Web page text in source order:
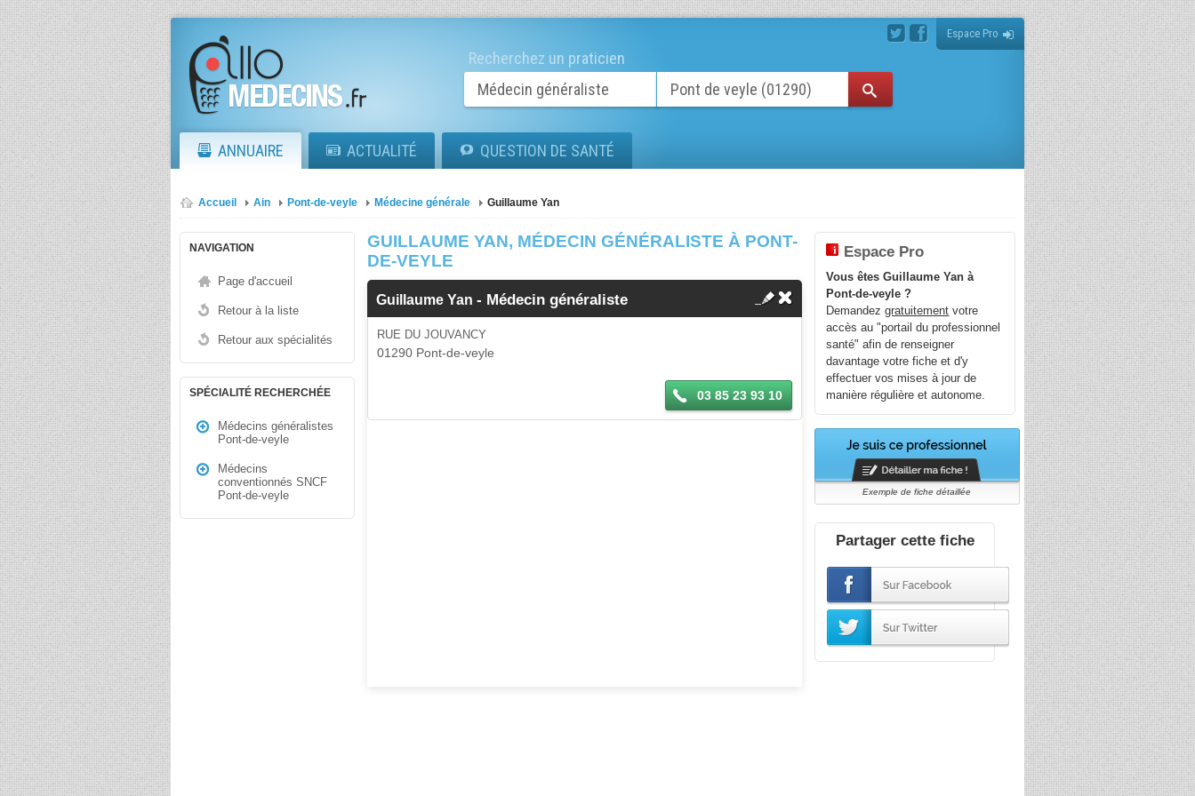
Espace Pro
Recherchez un praticien
ANNUAIRE ACTUALITÉ QUESTION DE SANTÉ
Accueil Ain Pont-de-veyle Médecine générale Guillaume Yan
NAVIGATION
Page d'accueil
Retour à la liste
Retour aux spécialités
SPÉCIALITÉ RECHERCHÉE
Médecins généralistes
Pont-de-veyle
Médecins
conventionnés SNCF
Pont-de-veyle
GUILLAUME YAN, MÉDECIN GÉNÉRALISTE À PONT-
DE-VEYLE
Guillaume Yan- Médecin généraliste
RUE DU JOUVANCY
01290 Pont-de-veyle
03 85 23 93 10
Espace Pro
Vous êtes Guillaume Yan à
Pont-de-veyle ?
Demandezgratuitement votre
accès au "portail du professionnel
santé" afin de renseigner
davantage votre fiche et d'y
effectuer vos mises à jour de
manière régulière et autonome.
Exemple de fiche détaillée
Partager cette fiche